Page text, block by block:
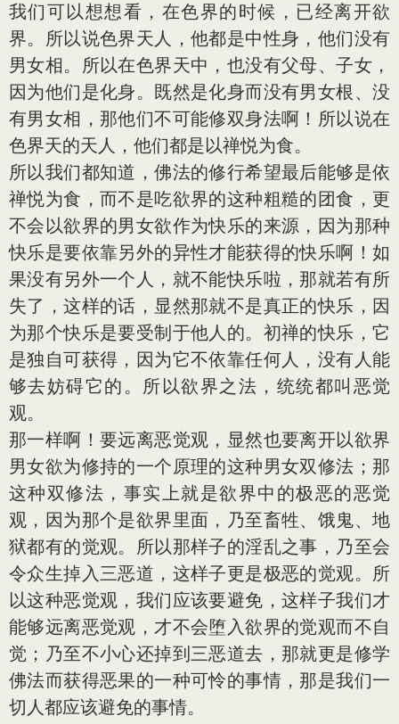
我们可以想想看，在色界的时候，已经离开欲
界。所以说色界天人，他都是中性身，他们没有
男女相。所以在色界天中，也没有父母、子女，
因为他们是化身。既然是化身而没有男女根、没
有男女相，那他们不可能修双身法啊！所以说在
色界天的天人，他们都是以禅悦为食。
所以我们都知道，佛法的修行希望最后能够是依
禅悦为食，而不是吃欲界的这种粗糙的团食，更
不会以欲界的男女欲作为快乐的来源，因为那种
快乐是要依靠另外的异性才能获得的快乐啊！如
果没有另外一个人，就不能快乐啦，那就若有所
失了，这样的话，显然那就不是真正的快乐，因
为那个快乐是要受制于他人的。初禅的快乐，它
是独自可获得，因为它不依靠任何人，没有人能
够去妨碍它的。所以欲界之法，统统都叫恶觉
观。
那一样啊！要远离恶觉观，显然也要离开以欲界
男女欲为修持的一个原理的这种男女双修法；那
这种双修法，事实上就是欲界中的极恶的恶觉
观，因为那个是欲界里面，乃至畜牲、饿鬼、地
狱都有的觉观。所以那样子的淫乱之事，乃至会
令众生掉入三恶道，这样子更是极恶的觉观。所
以这种恶觉观，我们应该要避免，这样子我们才
能够远离恶觉观，才不会堕入欲界的觉观而不自
觉；乃至不小心还掉到三恶道去，那就更是修学
佛法而获得恶果的一种可怜的事情，那是我们一
切人都应该避免的事情。